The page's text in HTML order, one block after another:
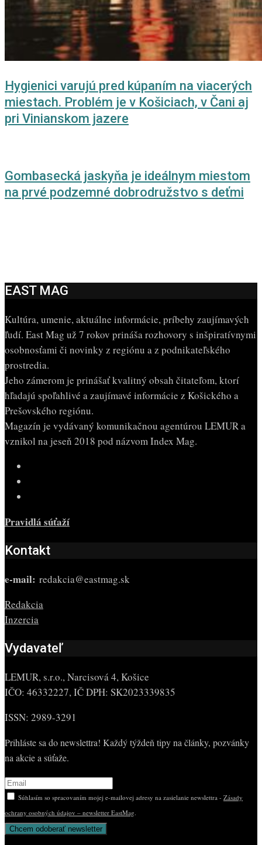
Hygienici varujú pred kúpaním na viacerých
miestach. Problém je v Košiciach, v Čani aj
pri Vinianskom jazere
Gombasecká jaskyňa je ideálnym miestom
na prvé podzemné dobrodružstvo s deťmi
EAST MAG
Kultúra, umenie, aktuálne informácie, príbehy zaujímavých
ľudí. East Mag už 7 rokov prináša rozhovory s inšpiratívnymi
osobnosťami či novinky z regiónu a z podnikateľského
prostredia.
Jeho zámerom je prinášať kvalitný obsah čitateľom, ktorí
hľadajú spoľahlivé a zaujímavé informácie z Košického a
Prešovského regiónu.
Magazín je vydávaný komunikačnou agentúrou LEMUR a
vznikol na jeseň 2018 pod názvom Index Mag.
Pravidlá súťaží
Kontakt
e-mail: redakcia@eastmag.sk
Redakcia
Inzercia
Vydavateľ
LEMUR, s.r.o., Narcisová 4, Košice
IČO: 46332227, IČ DPH: SK2023339835
ISSN: 2989-3291
Prihláste sa do newslettra! Každý týždeň tipy na články, pozvánky
na akcie a súťaže.
Súhlasím so spracovaním mojej e-mailovej adresy na zasielanie newslettra - Zásady
ochrany osobných údajov – newsletter EastMag.